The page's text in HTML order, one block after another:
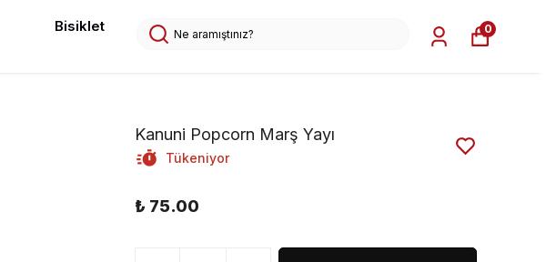
Bisiklet 0
Kanuni Popcorn Marş Yayı
Tükeniyor
₺ 75.00